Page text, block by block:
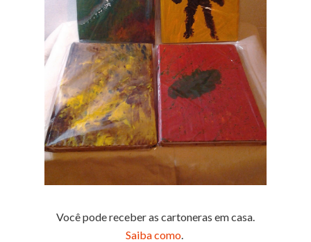
Você pode receber as cartoneras em casa.
Saiba como